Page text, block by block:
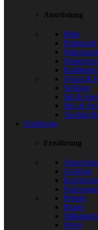
Ausrüstung
Bälle
Elektronik
Schals &
Schläger
Ski &
Ski- &
Taschen
Ernährung
Ernährung
Abnehmen
Getränke
Protein
Riegel
Whey